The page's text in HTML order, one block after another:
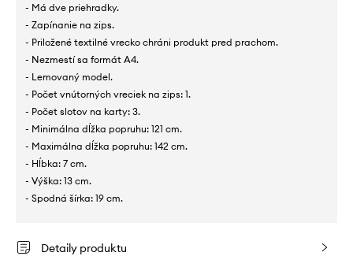
- Má dve priehradky.
- Zapínanie na zips.
- Priložené textilné vrecko chráni produkt pred prachom.
- Nezmestí sa formát A4.
- Lemovaný model.
- Počet vnútorných vreciek na zips: 1.
- Počet slotov na karty: 3.
- Minimálna dĺžka popruhu: 121 cm.
- Maximálna dĺžka popruhu: 142 cm.
- Hĺbka: 7 cm.
- Výška: 13 cm.
- Spodná šírka: 19 cm.
Detaily produktu